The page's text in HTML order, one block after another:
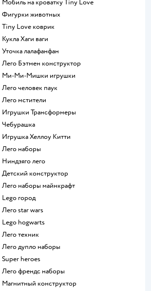
Мобиль на кроватку Tiny Love
Фигурки животных
Tiny Love коврик
Кукла Хаги ваги
Уточка лалафанфан
Лего Бэтмен конструктор
Ми-Ми-Мишки игрушки
Лего человек паук
Лего мстители
Игрушки Трансформеры
Чебурашка
Игрушка Хеллоу Китти
Лего наборы
Ниндзяго лего
Детский конструктор
Лего наборы майнкрафт
Lego город
Лего star wars
Lego hogwarts
Лего техник
Лего дупло наборы
Super heroes
Лего френдс наборы
Магнитный конструктор